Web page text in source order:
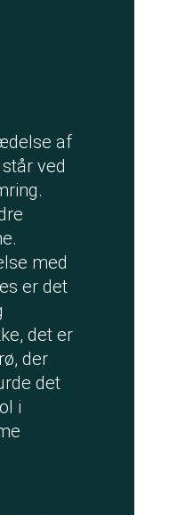
af
ved
med
er det
det er
der
det
i